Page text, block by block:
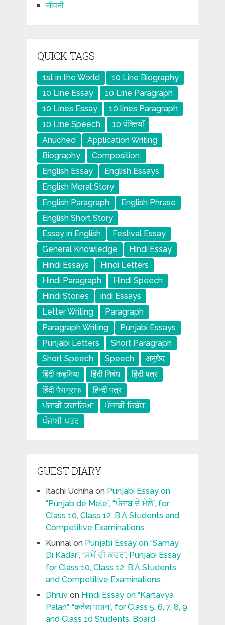
जीवनी
QUICK TAGS
1st in the World
10 Line Biography
10 Line Essay
10 Line Paragraph
10 Lines Essay
10 lines Paragraph
10 Line Speech
10 पंक्तियाँ
Anuched
Application Writing
Biography
Composition.
English Essay
English Essays
English Moral Story
English Paragraph
English Phrase
English Short Story
Essay in English
Festival Essay
General Knowledge
Hindi Essay
Hindi Essays
Hindi Letters
Hindi Paragraph
Hindi Speech
Hindi Stories
indi Essays
Letter Writing
Paragraph
Paragraph Writing
Punjabi Essays
Punjabi Letters
Short Paragraph
Short Speech
Speech
अनुछेद
हिंदी कहनिया
हिंदी निबंध
हिंदी पत्र
हिंदी पैराग्राफ
हिन्दी पत्र
ਪੰਜਾਬੀ ਕਹਾਨਿਆ
ਪੰਜਾਬੀ ਨਿਬੰਧ
ਪੰਜਾਬੀ ਪਤਰ
GUEST DIARY
Itachi Uchihaon Punjabi Essay on
“Punjab de Mele”, “ਪੰਜਾਬ ਦੇ ਮੇਲੇ”, for
Class 10, Class 12 ,B.A Students and
Competitive Examinations.
Kunnalon Punjabi Essay on “Samay
Di Kadar”, “ਸਮੇਂ ਦੀ ਕਦਰ”, Punjabi Essay
for Class 10, Class 12 ,B.A Students
and Competitive Examinations.
Dhruvon Hindi Essay on “Kartavya
Palan”, “कर्तव्य पालन”, for Class 5, 6, 7, 8, 9
and Class 10 Students, Board